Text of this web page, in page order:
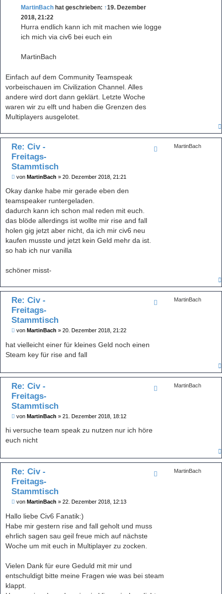
MartinBach hat geschrieben: ↑19. Dezember
2018, 21:22
Hurra endlich kann ich mit machen wie logge
ich mich via civ6 bei euch ein
MartinBach
Einfach auf dem Community Teamspeak
vorbeischauen im Civilization Channel. Alles
andere wird dort dann geklärt. Letzte Woche
waren wir zu elft und haben die Grenzen des
Multiplayers ausgelotet.
MartinBach
Re: Civ -
Freitags-
Stammtisch
B
i
r
a
g
von MartinBach » 20. Dezember 2018, 21:21
Okay danke habe mir gerade eben den
teamspeaker runtergeladen.
dadurch kann ich schon mal reden mit euch.
das blöde allerdings ist wollte mir rise and fall
holen gig jetzt aber nicht, da ich mir civ6 neu
kaufen musste und jetzt kein Geld mehr da ist.
so hab ich nur vanilla
schöner misst-
MartinBach
Re: Civ -
Freitags-
Stammtisch
B
i
t
r
von MartinBach » 20. Dezember 2018, 21:22
hat vielleicht einer für kleines Geld noch einen
Steam key für rise and fall
MartinBach
Re: Civ -
Freitags-
Stammtisch
B
r
von MartinBach » 21. Dezember 2018, 18:12
hi versuche team speak zu nutzen nur ich höre
euch nicht
MartinBach
Re: Civ -
Freitags-
Stammtisch
B
i
t
r
a
g
von MartinBach » 22. Dezember 2018, 12:13
Hallo liebe Civ6 Fanatik:)
Habe mir gestern rise and fall geholt und muss
ehrlich sagen sau geil freue mich auf nächste
Woche um mit euch in Multiplayer zu zocken.
Vielen Dank für eure Geduld mit mir und
entschuldigt bitte meine Fragen wie was bei steam
klappt.